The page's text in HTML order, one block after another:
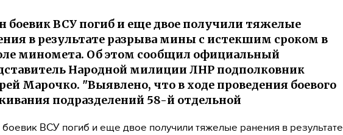
боевик ВСУ погиб и еще двое получили тяжелые
в результате разрыва мины с истекшим сроком в
миномета. Об этом сообщил официальный
Народной милиции ЛНР подполковник
Марочко. "Выявлено, что в ходе проведения боевого
подразделений 58-й отдельной
ВСУ погиб и еще двое получили тяжелые ранения в результате